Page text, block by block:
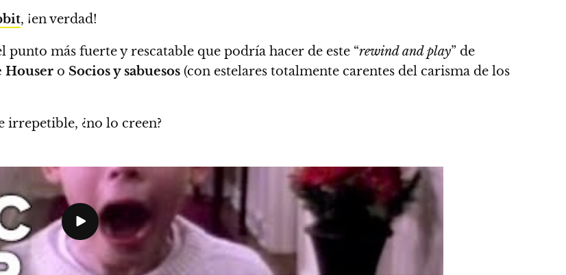
, ¡en verdad!
punto más fuerte y rescatable que podría hacer de este “rewind and play” de
Houser o Socios y sabuesos (con estelares totalmente carentes del carisma de los
irrepetible, ¿no lo creen?